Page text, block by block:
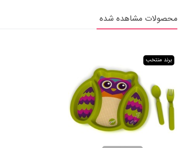
محصولات مشاهده شده
برند منتخب